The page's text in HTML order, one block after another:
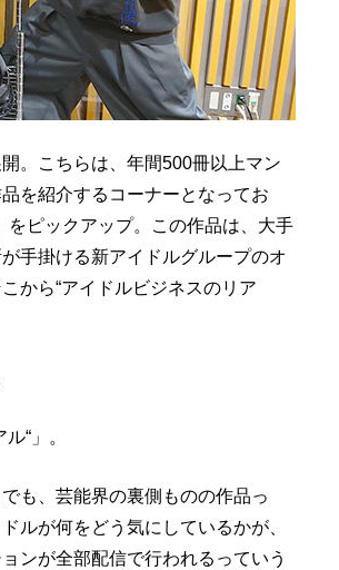
。こちらは、年間500冊以上マン
を紹介するコーナーとなってお
をピックアップ。この作品は、大手
手掛ける新アイドルグループのオ
から“アイドルビジネスのリア
“」。
も、芸能界の裏側ものの作品っ
ルが何をどう気にしているかが、
ンが全部配信で行われるっていう